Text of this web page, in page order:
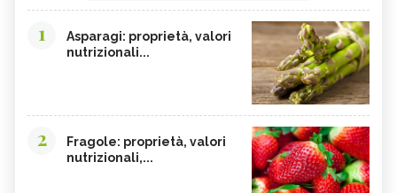
1
Asparagi: proprietà, valori
nutrizionali...
2
Fragole: proprietà, valori
nutrizionali,...